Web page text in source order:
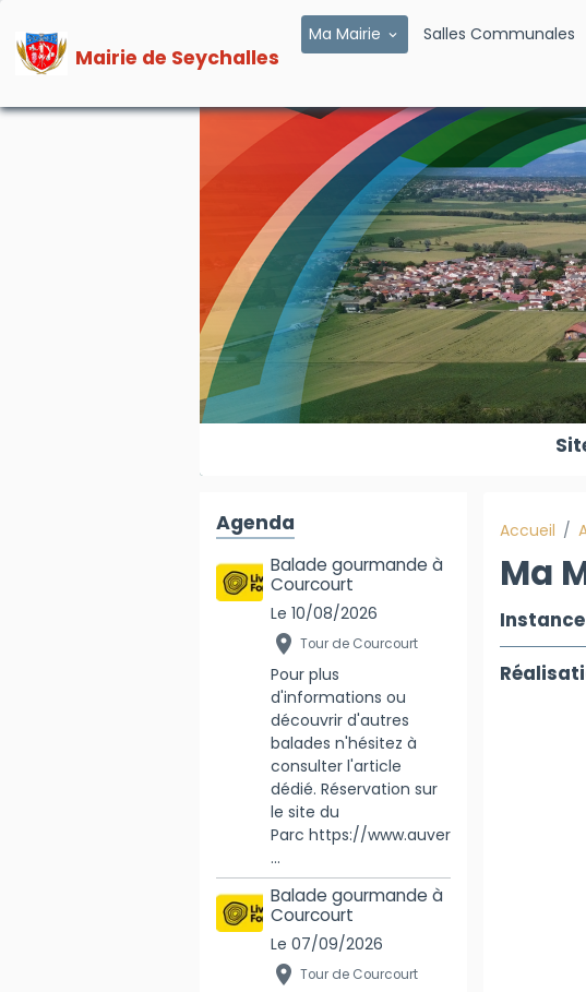
Mairie de Seychalles
Ma Mairie Salles Communales
Accueil
Ma
Agenda
Balade gourmande à
Courcourt
Le 10/08/2026
Tour de Courcourt
Pour plus
d'informations ou
découvrir d'autres
balades n'hésitez à
consulter l'article
dédié. Réservation sur
le site du
Parc https://www.auver
...
Balade gourmande à
Courcourt
Le 07/09/2026
Tour de Courcourt